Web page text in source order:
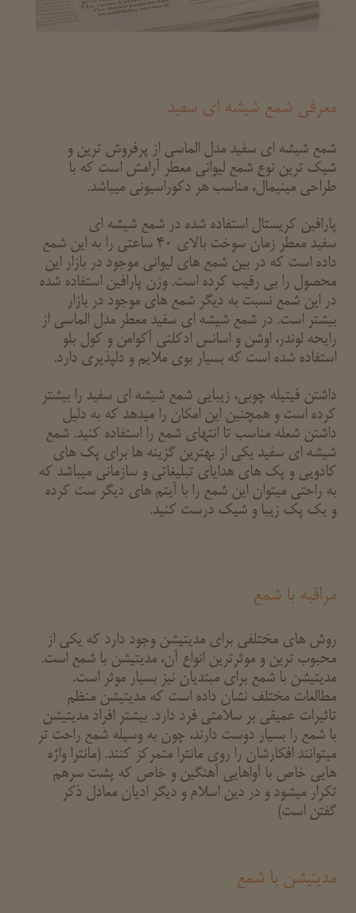
معرفی شمع شیشه ای سفید
شمع شیشه ای سفید مدل الماسی از پرفروش ترین و
شیک ترین نوع شمع لیوانی معطر آرامش است که با
طراحی مینیمال، مناسب هر دکوراسیونی میباشد.
پارافین کریستال استفاده شده در شمع شیشه ای
سفید معطر زمان سوخت بالای 40 ساعتی را به این شمع
داده است که در بین شمع های لیوانی موجود در بازار این
محصول را بی رقیب کرده است. وزن پارافین استفاده شده
در این شمع نسبت به دیگر شمع های موجود در بازار
بیشتر است. در شمع شیشه ای سفید معطر مدل الماسی از
رایحه لوندر، اوشن و اسانس ادکلنی آکوامن و کول بلو
استفاده شده است که بسیار بوی ملایم و دلپذیری دارد.
داشتن فیتیله چوبی، زیبایی شمع شیشه ای سفید را بیشتر
کرده است و همچنین این امکان را میدهد که به دلیل
داشتن شعله مناسب تا انتهای شمع را استفاده کنید. شمع
شیشه ای سفید یکی از بهترین گزینه ها برای پک های
کادویی و پک های هدایای تبلیغاتی و سازمانی میباشد که
به راحتی میتوان این شمع را با آیتم های دیگر ست کرده
و یک پک زیبا و شیک درست کنید.
مراقبه با شمع
روش های مختلفی برای مدیتیشن وجود دارد که یکی از
محبوب ترین و موثرترین انواع آن، مدیتیشن با شمع است.
مدیتیشن با شمع برای مبتدیان نیز بسیار موثر است.
مطالعات مختلف نشان داده است که مدیتیشن منظم
تاثیرات عمیقی بر سلامتی فرد دارد. بیشتر افراد مدیتیشن
با شمع را بسیار دوست دارند، چون به وسیله شمع راحت تر
میتوانند افکارشان را روی مانترا متمرکز کنند. (مانترا واژه
هایی خاص با آواهایی آهنگین و خاص که پشت سرهم
تکرار میشود و در دین اسلام و دیگر ادیان معادل ذکر
گفتن است)
مدیتیشن با شمع